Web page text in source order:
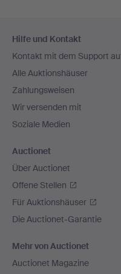
Navigation
Hilfe und Kontakt
Kontakt mit dem Support
Alle Auktionshäuser
Zahlungsweisen
Wir versenden mit
Soziale Medien
Auctionet
Über Auctionet
Offene Stellen
Für Auktionshäuser
Die Auctionet-Garantie
Mehr von Auctionet
Auctionet Magazine